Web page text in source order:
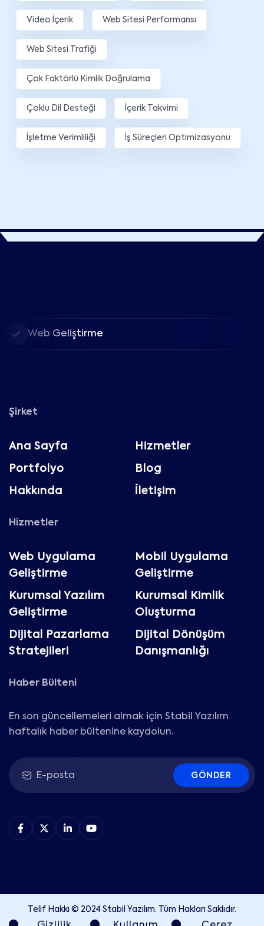
Video İçerik Web Sitesi Performansı
Web Sitesi Trafiği
Çok Faktörlü Kimlik Doğrulama
Çoklu Dil Desteği İçerik Takvimi
İşletme Verimliliği İş Süreçleri Optimizasyonu
Web Geliştirme
Şirket
Ana Sayfa Hizmetler
Portfolyo Blog
Hakkında İletişim
Hizmetler
Web Uygulama
Geliştirme
Mobil Uygulama
Geliştirme
Kurumsal Yazılım
Geliştirme
Kurumsal Kimlik
Oluşturma
Dijital Pazarlama
Stratejileri
Dijital Dönüşüm
Danışmanlığı
Haber Bülteni
En son güncellemeleri almak için Stabil Yazılım
haftalık haber bültenine kaydolun.
GÖNDER
Telif Hakkı © 2024 Stabil Yazılım. Tüm Hakları Saklıdır.